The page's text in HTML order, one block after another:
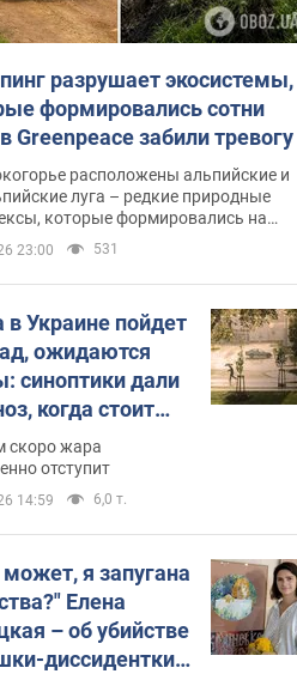
разрушает экосистемы,
формировались сотни
Greenpeace забили тревогу
расположены альпийские и
луга – редкие природные
которые формировались на
сотен лет
23:00 531
Украине пойдет
ожидаются
синоптики дали
когда стоит
изменения
скоро жара
отступит
14:59 6,0 т.
я запугана
Елена
– об убийстве
диссидентки